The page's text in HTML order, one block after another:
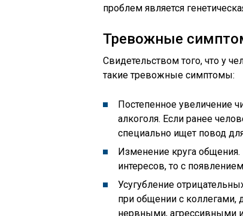
проблем является
Тревожные
Свидетельством того, что у
такие тревожные симптомы:
Постепенное увеличение
алкоголя. Если ранее
специально ищет повод
Изменение круга
интересов, то с
Усугубление
при общении с коллегами,
нервными, агрессивными